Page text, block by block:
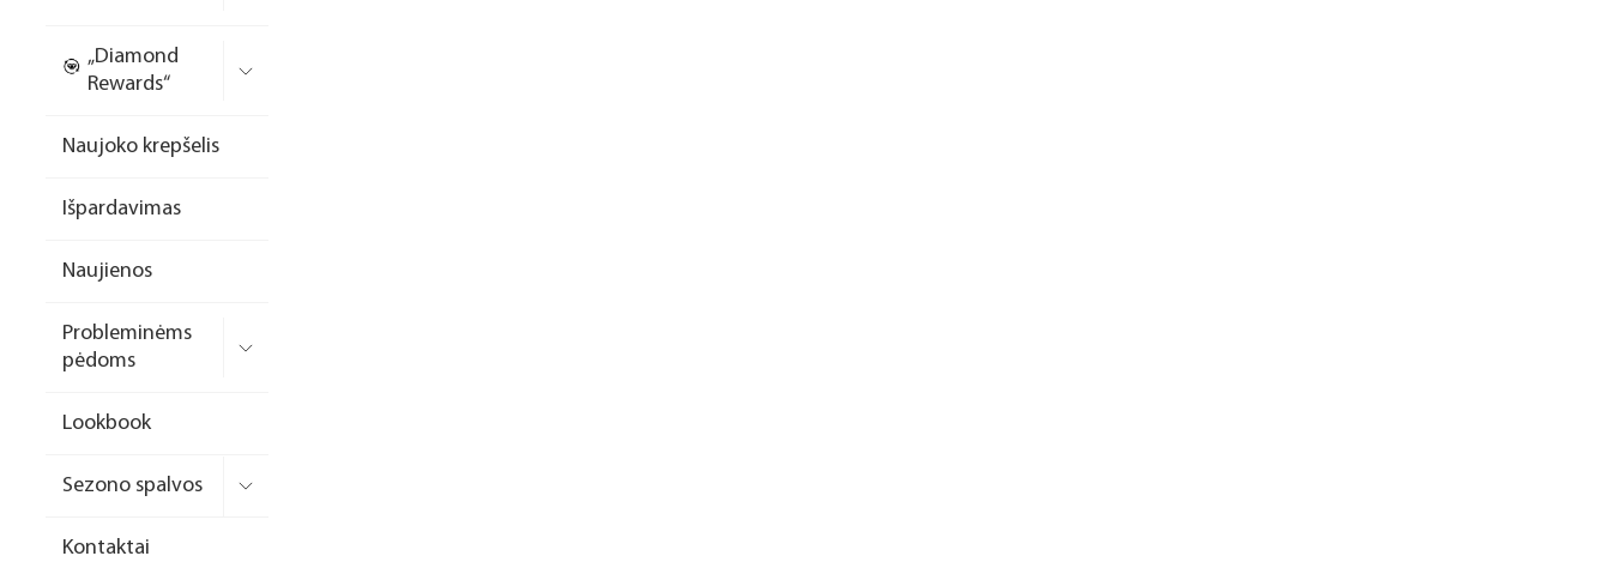
formelės/priedai
Dildės
Įrankiai
Laufwunder pėdų priežiūra
priemonės
„Diamond
Rewards“
Naujoko krepšelis
Išpardavimas
Naujienos
Probleminėms
pėdoms
Lookbook
Sezono spalvos
Kontaktai